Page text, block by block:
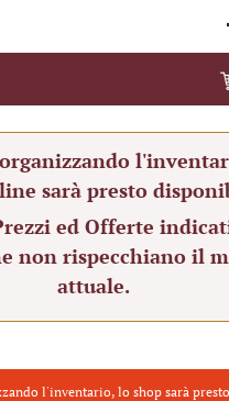
sarà presto
ed Offerte
non rispecchiano il
attuale.
l'inventario, lo shop sarà presto